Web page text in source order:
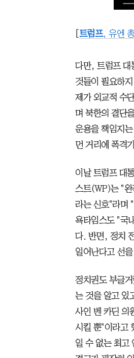
트럼프, 유엔
다만, 트럼프 대
것들이 필요하
제가 외교적 수
며 북한의 결단
운용을 책임지
먼 거리에 폭격
이날 트럼프 대
스트(WP)는 "완
라는 신호"라며
욕타임스도 "국
다. 반면, 정치
일어난다고 선
정치권도 부글
는 것을 알고 있
사인 벤 카딘 의
시킬 뿐"이라고
일 수 없는 최고